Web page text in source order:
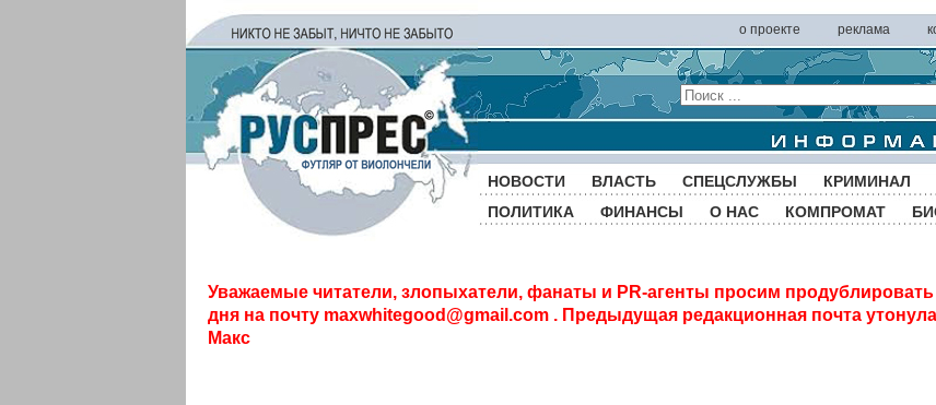
о проекте реклама
НОВОСТИ ВЛАСТЬ СПЕЦСЛУЖБЫ КРИМИНАЛ
ПОЛИТИКА
ФИНАНСЫ О НАС КОМПРОМАТ
Уважаемые читатели, злопыхатели, фанаты и PR-агенты просим
дня на почту maxwhitegood@gmail.com . Предыдущая редакционная почта
Макс